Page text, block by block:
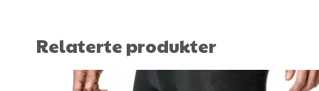
Relaterte produkter